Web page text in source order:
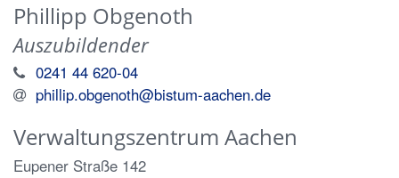
Phillipp Obgenoth
Auszubildender
0241 44 620-04
phillip.obgenoth@bistum-aachen.de
Verwaltungszentrum Aachen
Eupener Straße 142